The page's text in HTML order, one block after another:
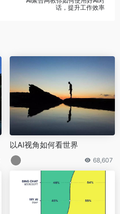
话，提升工作效率
以AI视角如何看世界
68,607